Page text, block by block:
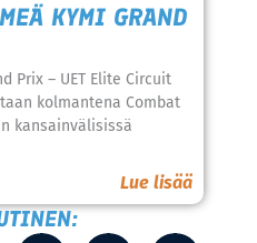
KYMI GRAND
Prix – UET Elite Circuit
kolmantena Combat
kansainvälisissä
Lue lisää